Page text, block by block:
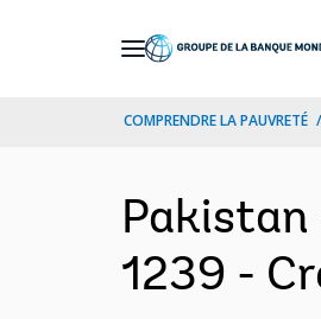
COMPRENDRE LA PAUVRETÉ
1239 -